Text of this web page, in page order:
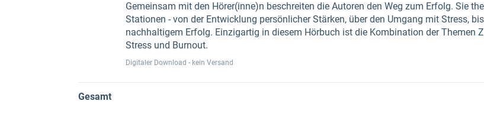
Gemeinsam mit den Hörer(inne)n beschreiten die Autoren den Weg zum Erfolg. Sie
Stationen - von der Entwicklung persönlicher Stärken, über den Umgang mit Stress,
nachhaltigem Erfolg. Einzigartig in diesem Hörbuch ist die Kombination der Themen
Stress und Burnout.
Digitaler Download - kein Versand
Gesamt